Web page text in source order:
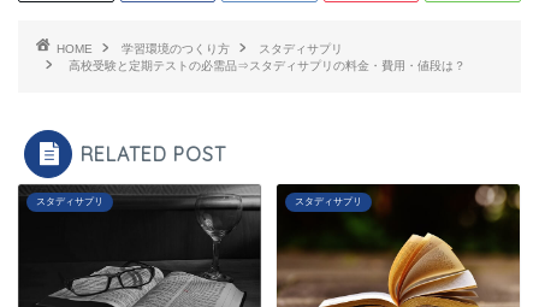
HOME 学習環境のつくり方
スタディサプリ
高校受験と定期テストの必需品⇒スタディサプリの料金・費用・値段は？
RELATED POST
スタディサプリ スタディサプリ